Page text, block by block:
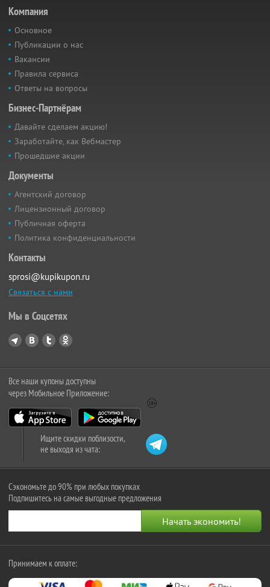
Компания
Основное
Публикации о нас
Вакансии
Правила сервиса
Ответы на вопросы
Бизнес-Партнёрам
Давайте сделаем акцию!
Заработайте, как Вебмастер
Прошедшие акции
Документы
Агентский договор
Лицензионный договор
Публичная оферта
Политика конфиденциальности
Контакты
sprosi@kupikupon.ru
Связаться с нами
Мы в Соцсетях
Все наши купоны доступны
через Мобильное Приложение:
Ищите скидки поблизости,
не выходя из чата:
Сэкономьте до 90% при любых покупках
Подпишитесь на самые выгодные предложения
Принимаем к оплате: